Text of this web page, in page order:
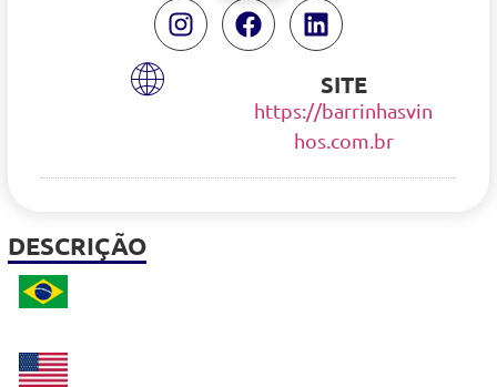
DESCRIÇÃO
SITE
https://barrinhasvin
hos.com.br